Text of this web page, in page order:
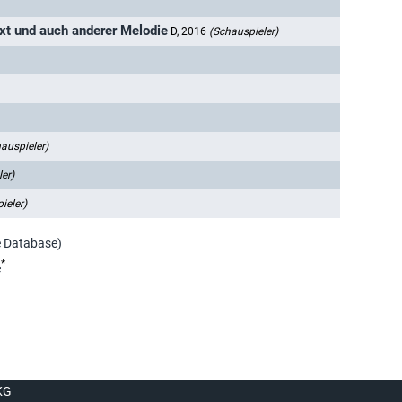
und auch anderer Melodie D, 2016 (Schauspieler)
Database)
*